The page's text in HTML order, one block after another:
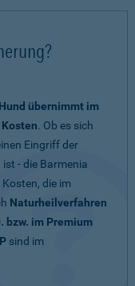
übernimmt im
. Ob es sich
Eingriff der
- die Barmenia
die im
Naturheilverfahren
bzw. im Premium
sind im